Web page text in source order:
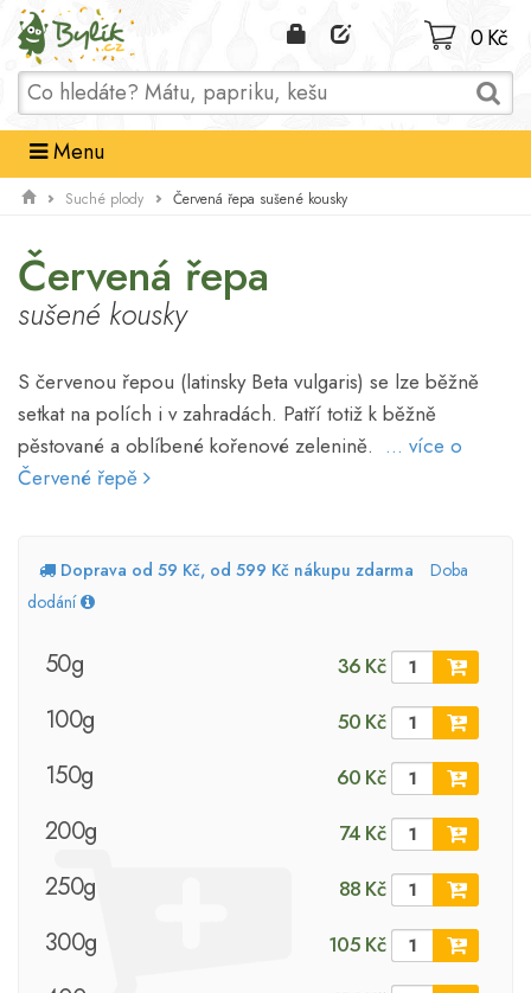
Domů
0 Kč
Menu
Suché plody Červená řepa sušené kousky
Červená řepa
sušené kousky
S červenou řepou (latinsky Beta vulgaris) se lze běžně
setkat na polích i v zahradách. Patří totiž k běžně
pěstované a oblíbené kořenové zelenině. ... více o
Červené řepě
Doprava od 59 Kč, od 599 Kč nákupu zdarma
Doba
dodání
50g 36 Kč
100g 50 Kč
150g 60 Kč
200g 74 Kč
250g 88 Kč
300g 105 Kč